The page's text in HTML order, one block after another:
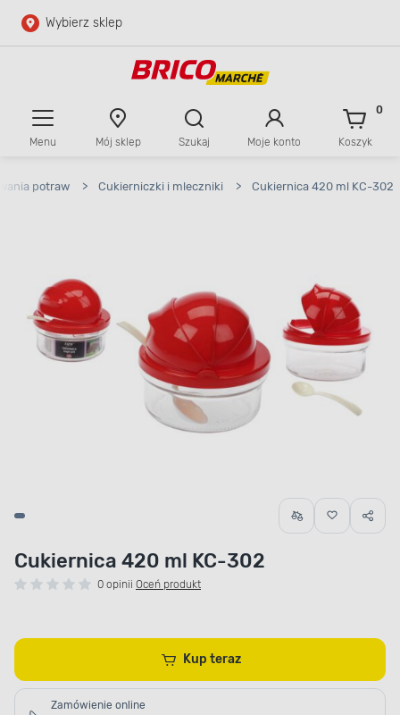
Przejdź do głównej zawartości
Wybierz sklep
Menu Mój sklep Szukaj Moje konto Koszyk
0
potraw > Cukierniczki i mleczniki > Cukiernica 420 ml KC-302
Cukiernica 420 ml KC-302
0 opinii Oceń produkt
Kup teraz
Zamówienie online